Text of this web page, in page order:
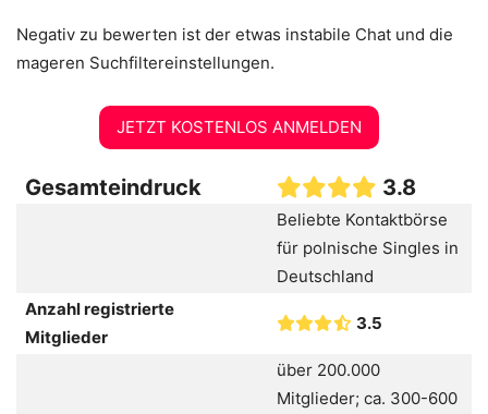
Negativ zu bewerten ist der etwas instabile Chat und die
mageren Suchfiltereinstellungen.
JETZT KOSTENLOS ANMELDEN
Gesamteindruck 3.8
Beliebte Kontaktbörse
für polnische Singles in
Deutschland
Anzahl registrierte
Mitglieder
3.5
über 200.000
Mitglieder; ca. 300-600